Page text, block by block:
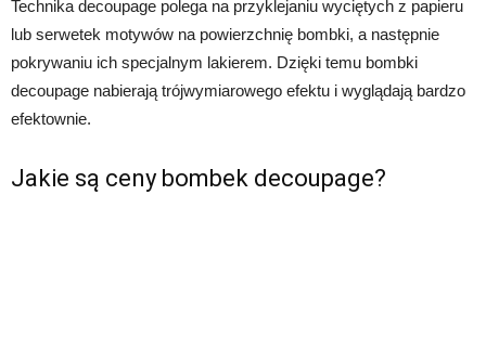
Technika decoupage polega na przyklejaniu wyciętych z papieru
lub serwetek motywów na powierzchnię bombki, a następnie
pokrywaniu ich specjalnym lakierem. Dzięki temu bombki
decoupage nabierają trójwymiarowego efektu i wyglądają bardzo
efektownie.
Jakie są ceny bombek decoupage?